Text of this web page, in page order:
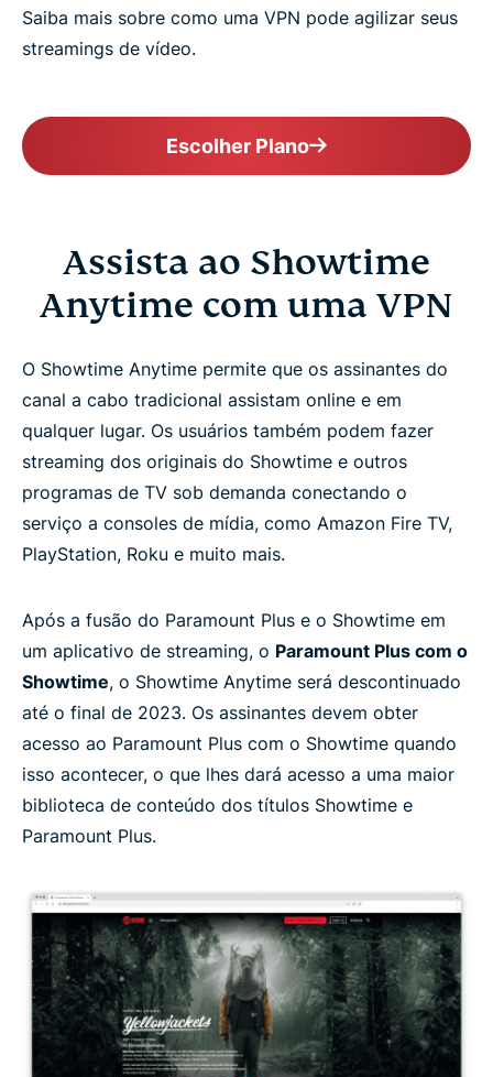
Saiba mais sobre como uma VPN pode agilizar seus
streamings de vídeo.
Escolher Plano
Assista ao Showtime
Anytime com uma VPN
O Showtime Anytime permite que os assinantes do
canal a cabo tradicional assistam online e em
qualquer lugar. Os usuários também podem fazer
streaming dos originais do Showtime e outros
programas de TV sob demanda conectando o
serviço a consoles de mídia, como Amazon Fire TV,
PlayStation, Roku e muito mais.
Após a fusão do Paramount Plus e o Showtime em
um aplicativo de streaming, o Paramount Plus com o
Showtime, o Showtime Anytime será descontinuado
até o final de 2023. Os assinantes devem obter
acesso ao Paramount Plus com o Showtime quando
isso acontecer, o que lhes dará acesso a uma maior
biblioteca de conteúdo dos títulos Showtime e
Paramount Plus.